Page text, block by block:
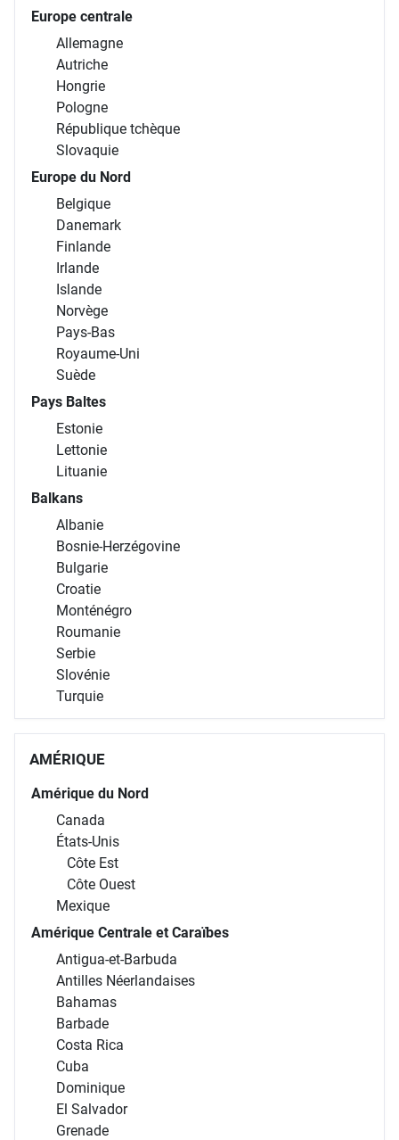
Europe centrale
Allemagne
Autriche
Hongrie
Pologne
République tchèque
Slovaquie
Europe du Nord
Belgique
Danemark
Finlande
Irlande
Islande
Norvège
Pays-Bas
Royaume-Uni
Suède
Pays Baltes
Estonie
Lettonie
Lituanie
Balkans
Albanie
Bosnie-Herzégovine
Bulgarie
Croatie
Monténégro
Roumanie
Serbie
Slovénie
Turquie
AMÉRIQUE
Amérique du Nord
Canada
États-Unis
Côte Est
Côte Ouest
Mexique
Amérique Centrale et Caraïbes
Antigua-et-Barbuda
Antilles Néerlandaises
Bahamas
Barbade
Costa Rica
Cuba
Dominique
El Salvador
Grenade